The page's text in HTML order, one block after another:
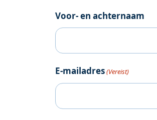
Voor- en achternaam
E-mailadres(Vereist)